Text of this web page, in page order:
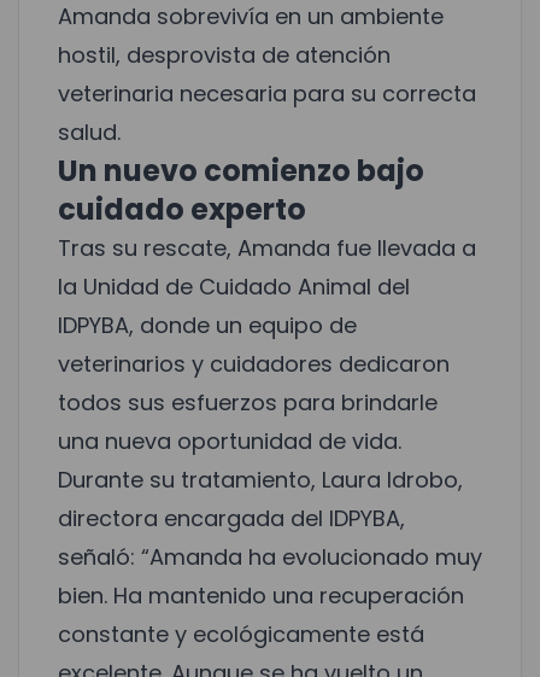
Amanda sobrevivía en un ambiente
hostil, desprovista de atención
veterinaria necesaria para su correcta
salud.
Un nuevo comienzo bajo
cuidado experto
Tras su rescate, Amanda fue llevada a
la Unidad de Cuidado Animal del
IDPYBA, donde un equipo de
veterinarios y cuidadores dedicaron
todos sus esfuerzos para brindarle
una nueva oportunidad de vida.
Durante su tratamiento, Laura Idrobo,
directora encargada del IDPYBA,
señaló: “Amanda ha evolucionado muy
bien. Ha mantenido una recuperación
constante y ecológicamente está